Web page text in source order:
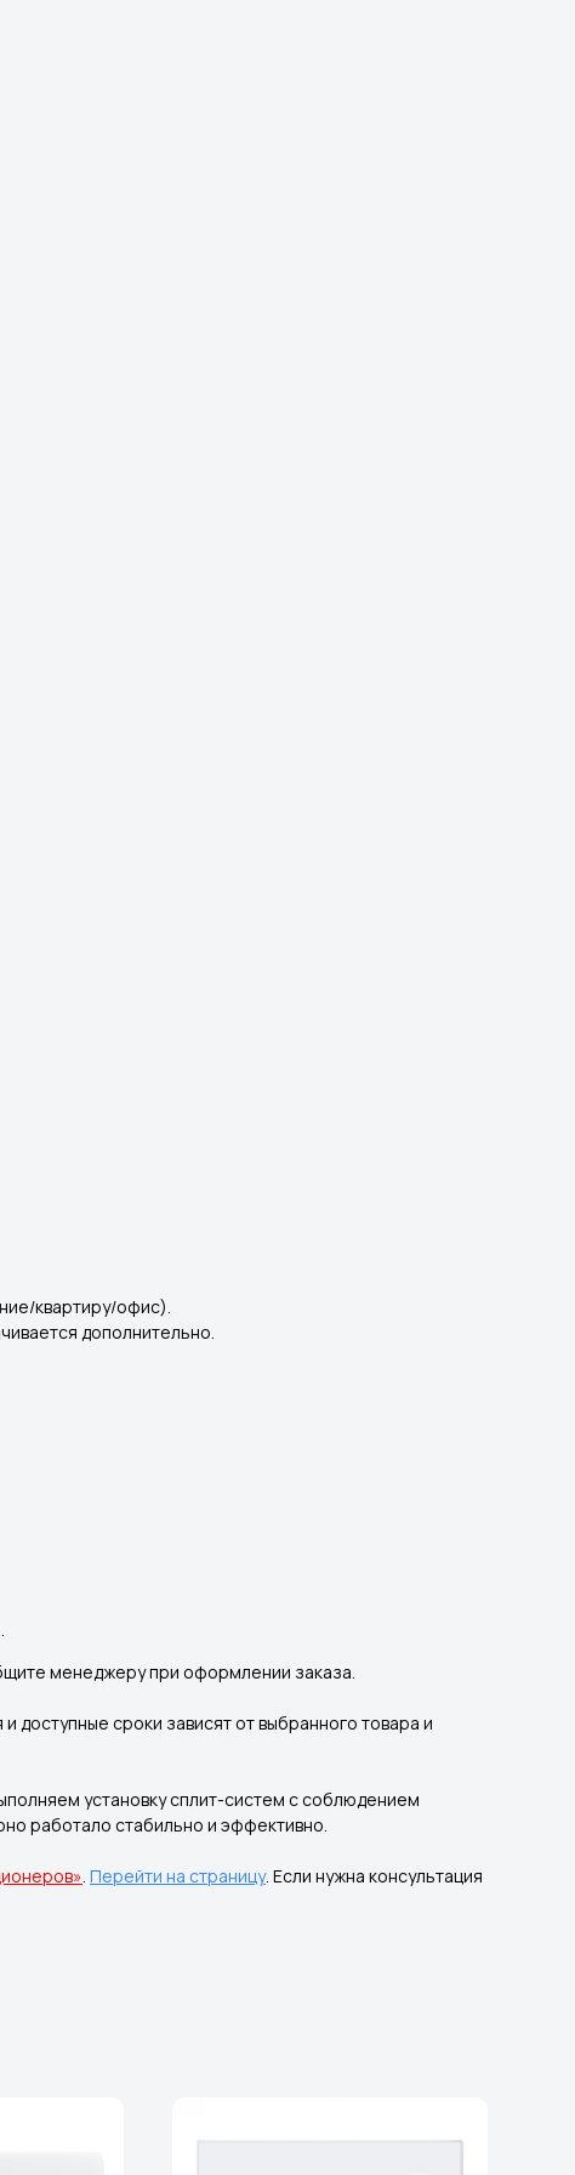
квартиру/офис).
дополнительно.
менеджеру при оформлении заказа.
доступные сроки зависят от выбранного товара и
установку сплит-систем с соблюдением
работало стабильно и эффективно.
. Перейти на страницу. Если нужна консультация